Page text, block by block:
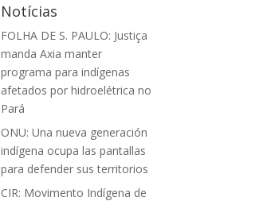
Notícias
FOLHA DE S. PAULO: Justiça
manda Axia manter
programa para indígenas
afetados por hidroelétrica no
Pará
ONU: Una nueva generación
indígena ocupa las pantallas
para defender sus territorios
CIR: Movimento Indígena de